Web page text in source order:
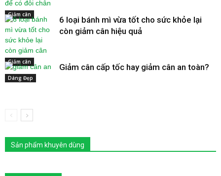
Giảm cân
Giảm cân
6 loại bánh mì vừa tốt cho sức khỏe lại
còn giảm cân hiệu quả
Dáng Đẹp
Giảm cân cấp tốc hay giảm cân an toàn?
Sản phẩm khuyên dùng